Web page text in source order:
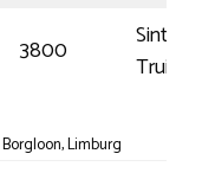
3800
Sint-
Truiden
Limburg